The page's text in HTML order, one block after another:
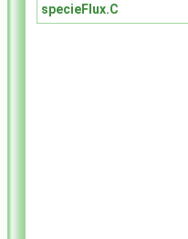
specieFlux.C